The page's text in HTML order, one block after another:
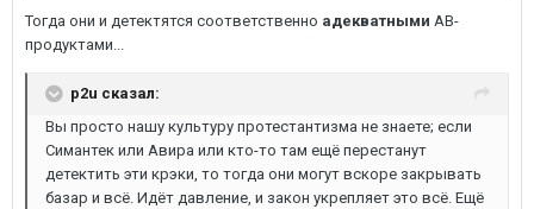
Тогда они и детектятся соответственно адекватными АВ-
продуктами...
p2u сказал:
Вы просто нашу культуру протестантизма не знаете; если
Симантек или Авира или кто-то там ещё перестанут
детектить эти крэки, то тогда они могут вскоре закрывать
базар и всё. Идёт давление, и закон укрепляет это всё. Ещё